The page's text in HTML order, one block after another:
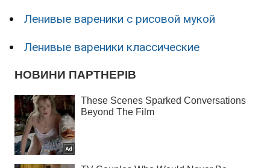
Ленивые вареники с рисовой мукой
Ленивые вареники классические